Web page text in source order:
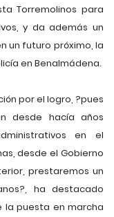
Torremolinos para
y da además un
un futuro próximo, la
en Benalmádena.
por el logro, ?pues
desde hacía años
en el
desde el Gobierno
prestaremos un
ha destacado
la puesta en marcha